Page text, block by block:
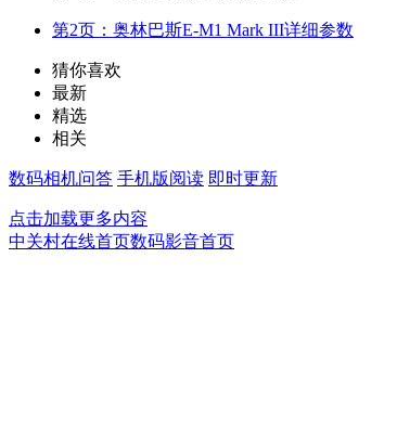
第2页：奥林巴斯E-M1 Mark III详细参数
猜你喜欢
最新
精选
相关
数码相机问答 手机版阅读 即时更新
点击加载更多内容
中关村在线首页数码影音首页